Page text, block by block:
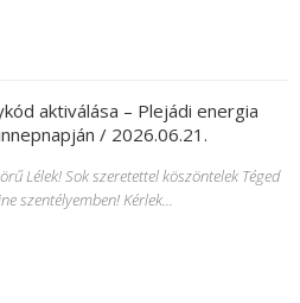
aktiválása – Plejádi energia
/ 2026.06.21.
Lélek! Sok szeretettel köszöntelek Téged
szentélyemben! Kérlek...